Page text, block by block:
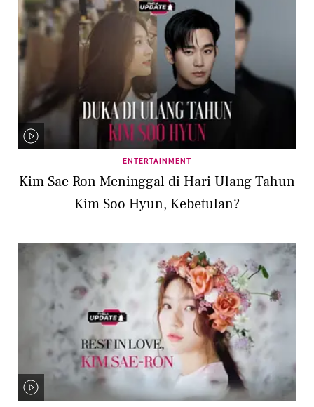
ENTERTAINMENT
Kim Sae Ron Meninggal di Hari Ulang Tahun
Kim Soo Hyun, Kebetulan?